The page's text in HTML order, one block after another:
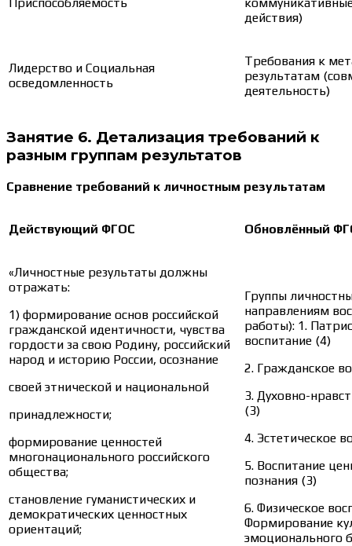
действия)
Лидерство и Социальная
осведомленность
Требования к
результатам
деятельность)
Занятие 6. Детализация требований к
разным группам результатов
Сравнение требований к личностным результатам
Действующий ФГОС Обновлённый
«Личностные результаты должны
отражать:
1) формирование основ российской
гражданской идентичности, чувства
гордости за свою Родину, российский
народ и историю России, осознание
своей этнической и национальной
принадлежности;
формирование ценностей
многонационального российского
общества;
становление гуманистических и
демократических ценностных
ориентаций;
Группы
направлениям
работы): 1.
воспитание (4)
2. Гражданское
3. Духовно-
(3)
4. Эстетическое
5. Воспитание
познания (3)
6. Физическое
Формирование
эмоционального